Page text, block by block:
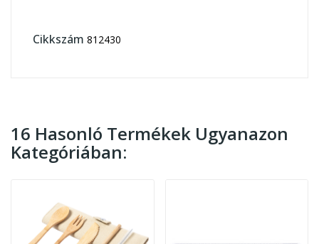
Cikkszám 812430
16 Hasonló Termékek Ugyanazon
Kategóriában: